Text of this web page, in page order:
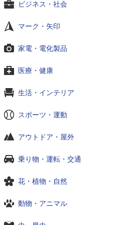
ビジネス・社会
マーク・矢印
家電・電化製品
医療・健康
生活・インテリア
スポーツ・運動
アウトドア・屋外
乗り物・運転・交通
花・植物・自然
動物・アニマル